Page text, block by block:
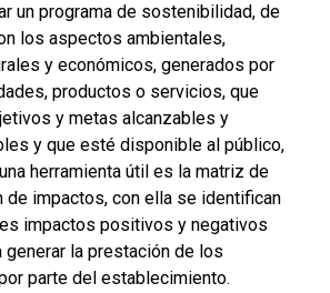
un programa de sostenibilidad, de
los aspectos ambientales,
y económicos, generados por
productos o servicios, que
y metas alcanzables y
y que esté disponible al público,
herramienta útil es la matriz de
de impactos, con ella se identifican
impactos positivos y negativos
generar la prestación de los
parte del establecimiento.